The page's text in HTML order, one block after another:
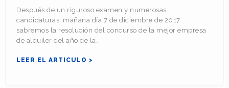
Después de un riguroso examen y numerosas
candidaturas, mañana día 7 de diciembre de 2017
sabremos la resolución del concurso de la mejor empresa
de alquiler del año de la…
LEER EL ARTICULO >